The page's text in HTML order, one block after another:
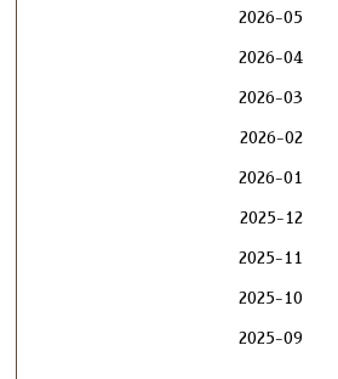
2026-05
2026-04
2026-03
2026-02
2026-01
2025-12
2025-11
2025-10
2025-09